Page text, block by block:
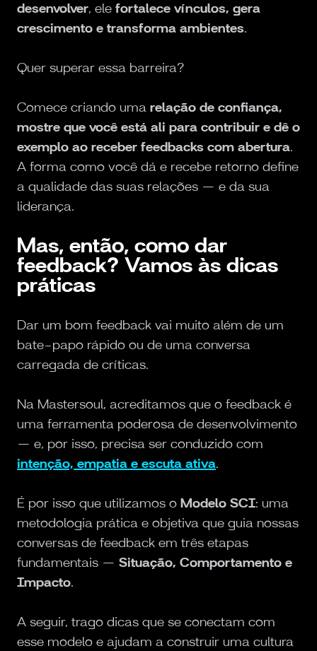
desenvolver, ele fortalece vínculos, gera
crescimento e transforma ambientes.
Quer superar essa barreira?
Comece criando uma relação de confiança,
mostre que você está ali para contribuir e dê o
exemplo ao receber feedbacks com abertura.
A forma como você dá e recebe retorno define
a qualidade das suas relações — e da sua
liderança.
Mas, então, como dar
feedback? Vamos às dicas
práticas
Dar um bom feedback vai muito além de um
bate-papo rápido ou de uma conversa
carregada de críticas.
Na Mastersoul, acreditamos que o feedback é
uma ferramenta poderosa de desenvolvimento
— e, por isso, precisa ser conduzido com
intenção, empatia e escuta ativa.
É por isso que utilizamos o Modelo SCI: uma
metodologia prática e objetiva que guia nossas
conversas de feedback em três etapas
fundamentais — Situação, Comportamento e
Impacto.
A seguir, trago dicas que se conectam com
esse modelo e ajudam a construir uma cultura